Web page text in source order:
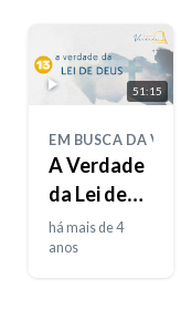
51:15
EM BUSCA DA
A Verdade
da Lei de
Deus
há mais de 4
anos